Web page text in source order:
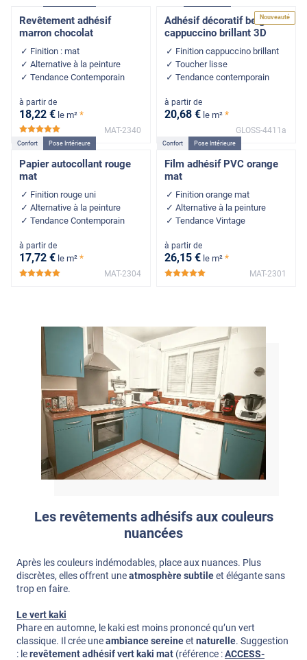
Revêtement adhésif
marron chocolat
Finition : mat
Alternative à la peinture
Tendance Contemporain
à partir de
18,22 € le m² *
MAT-2340
Nouveauté
Adhésif décoratif beige
cappuccino brillant 3D
Finition cappuccino brillant
Toucher lisse
Tendance contemporain
à partir de
20,68 € le m² *
GLOSS-4411a
Confort Pose Intérieure
Papier autocollant rouge
mat
Finition rouge uni
Alternative à la peinture
Tendance Contemporain
à partir de
17,72 € le m² *
MAT-2304
Confort Pose Intérieure
Film adhésif PVC orange
mat
Finition orange mat
Alternative à la peinture
Tendance Vintage
à partir de
26,15 € le m² *
MAT-2301
Les revêtements adhésifs aux couleurs
nuancées
Après les couleurs indémodables, place aux nuances. Plus
discrètes, elles offrent uneatmosphère subtileet élégante sans
trop en faire.
Le vert kaki
Phare en automne, le kaki est moins prononcé qu’un vert
classique. Il crée uneambiance sereineet naturelle. Suggestion
: lerevêtement adhésif vert kaki mat (référence :ACCESS-